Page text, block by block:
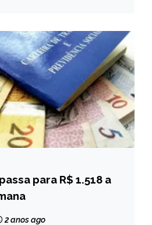
para R$ 1.518 a
2 anos ago